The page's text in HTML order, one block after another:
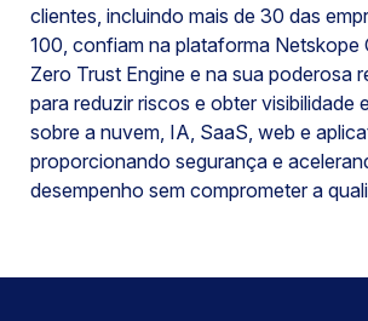
clientes, incluindo mais de 30 das
100, confiam na plataforma Netskope
Zero Trust Engine e na sua poderosa
para reduzir riscos e obter visibilidade
sobre a nuvem, IA, SaaS, web e
proporcionando segurança e
desempenho sem comprometer a